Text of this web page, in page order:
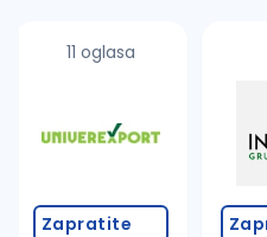
proverite
promenite
11 oglasa
Zapratite